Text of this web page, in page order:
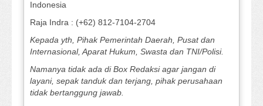
Indonesia
Raja Indra : (+62) 812-7104-2704
Kepada yth, Pihak Pemerintah Daerah, Pusat dan
Internasional, Aparat Hukum, Swasta dan TNI/Polisi.
Namanya tidak ada di Box Redaksi agar jangan di
layani, sepak tanduk dan terjang, pihak perusahaan
tidak bertanggung jawab.